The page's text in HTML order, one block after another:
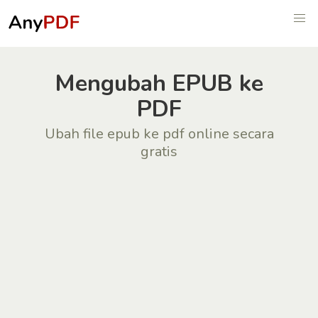
Mengubah EPUB ke
PDF
Ubah file epub ke pdf online secara
gratis